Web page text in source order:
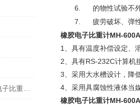
6.
的物性试验不
7.
疲劳破坏、弹
橡胶电子比重计MH-600A
1、具有温度补偿设定、
2、具有RS-232C计算机
3、采用大水槽设计，降
4、采用具腐蚀性液体当
橡胶电子比重计MH-600A